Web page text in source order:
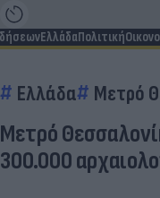
ΕλλάδαΠολιτική
Ελλάδα Μετρό
Μετρό
300.000